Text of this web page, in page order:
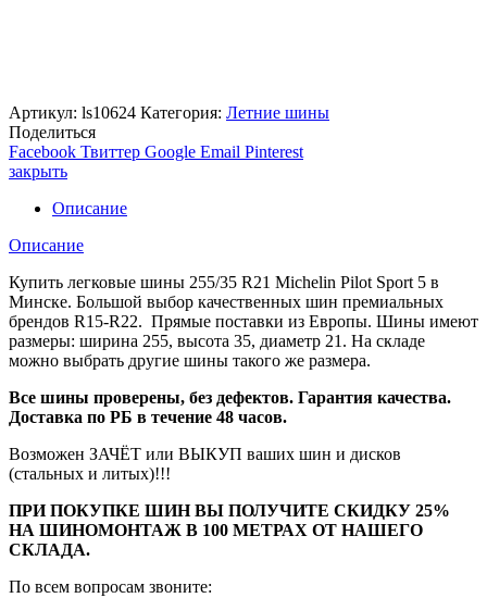
Артикул: ls10624 Категория: Летние шины
Поделиться
Facebook Твиттер Google Email Pinterest
закрыть
Описание
Описание
Купить легковые шины 255/35 R21 Michelin Pilot Sport 5 в
Минске. Большой выбор качественных шин премиальных
брендов R15-R22. Прямые поставки из Европы. Шины имеют
размеры: ширина 255, высота 35, диаметр 21. На складе
можно выбрать другие шины такого же размера.
Все шины проверены, без дефектов. Гарантия качества.
Доставка по РБ в течение 48 часов.
Возможен ЗАЧЁТ или ВЫКУП ваших шин и дисков
(стальных и литых)!!!
ПРИ ПОКУПКЕ ШИН ВЫ ПОЛУЧИТЕ СКИДКУ 25%
НА ШИНОМОНТАЖ В 100 МЕТРАХ ОТ НАШЕГО
СКЛАДА.
По всем вопросам звоните: